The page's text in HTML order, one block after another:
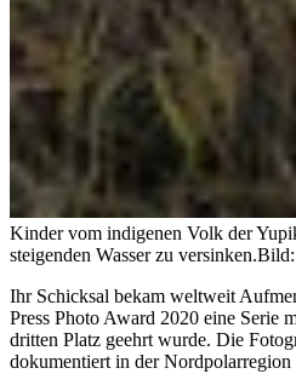
Kinder vom indigenen Volk der
steigenden Wasser zu versinken.
Ihr Schicksal bekam weltweit
Press Photo Award 2020 eine Serie
dritten Platz geehrt wurde. Die
dokumentiert in der